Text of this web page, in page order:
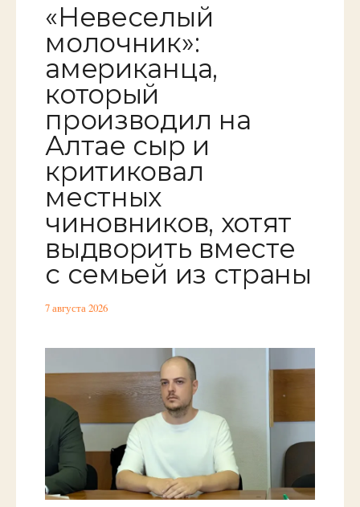
«Невеселый
молочник»:
американца,
который
производил на
Алтае сыр и
критиковал
местных
чиновников, хотят
выдворить вместе
с семьей из страны
7 августа 2026